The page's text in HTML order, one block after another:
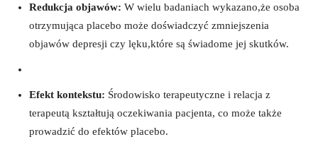
Redukcja objawów: W wielu badaniach wykazano,że osoba
otrzymująca placebo może doświadczyć zmniejszenia
objawów depresji czy lęku,które są świadome jej skutków.
Efekt kontekstu: Środowisko terapeutyczne i relacja z
terapeutą kształtują oczekiwania pacjenta, co może także
prowadzić do efektów placebo.